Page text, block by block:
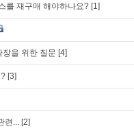
를 재구매 해야하나요? [1]
장을 위한 질문 [4]
[3]
련... [2]